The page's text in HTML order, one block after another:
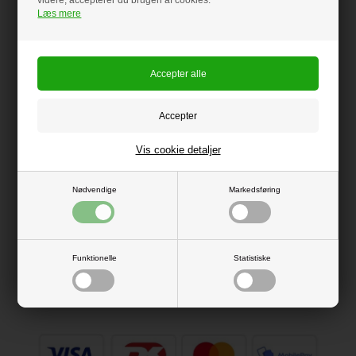
Læs mere
Nødvendige Markedsføring
Funktionelle Statistiske
Vis cookie detaljer
email
Emne